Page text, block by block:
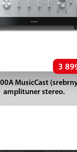
3
MusicCast
amplituner stereo.